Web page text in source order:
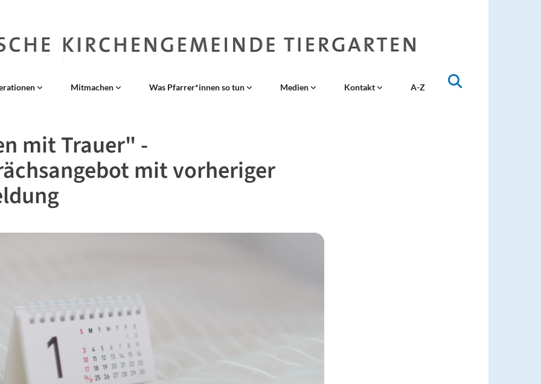
Mitmachen Was Pfarrer*innen so tun Medien Kontakt A-Z
mit Trauer" -
mit vorheriger